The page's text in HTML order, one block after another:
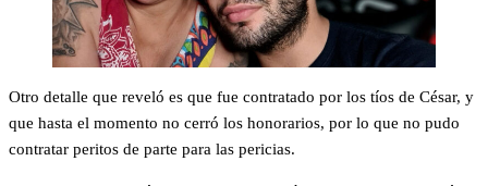
Otro detalle que reveló es que fue contratado por los tíos de César, y
que hasta el momento no cerró los honorarios, por lo que no pudo
contratar peritos de parte para las pericias.